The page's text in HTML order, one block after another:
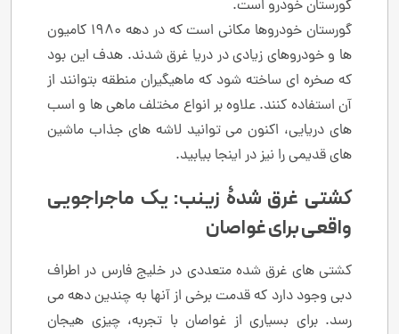
گورستان خودرو است.
گورستان خودروها مکانی است که در دهه 1980 کامیون
ها و خودروهای زیادی در دریا غرق شدند. هدف این بود
که صخره ای ساخته شود که ماهیگیران منطقه بتوانند از
آن استفاده کنند. علاوه بر انواع مختلف ماهی ها و اسب
های دریایی، اکنون می توانید لاشه های جذاب ماشین
های قدیمی را نیز در اینجا بیابید.
کشتی غرق شدۀ زینب: یک ماجراجویی
واقعی برای غواصان
کشتی های غرق شده متعددی در خلیج فارس در اطراف
دبی وجود دارد که قدمت برخی از آنها به چندین دهه می
رسد. برای بسیاری از غواصان با تجربه، چیزی هیجان